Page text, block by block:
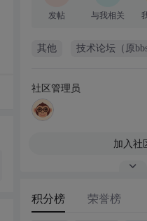
发帖 与我相关
其他 技术论坛（原bbs
社区管理员
加入社
积分榜 荣誉榜